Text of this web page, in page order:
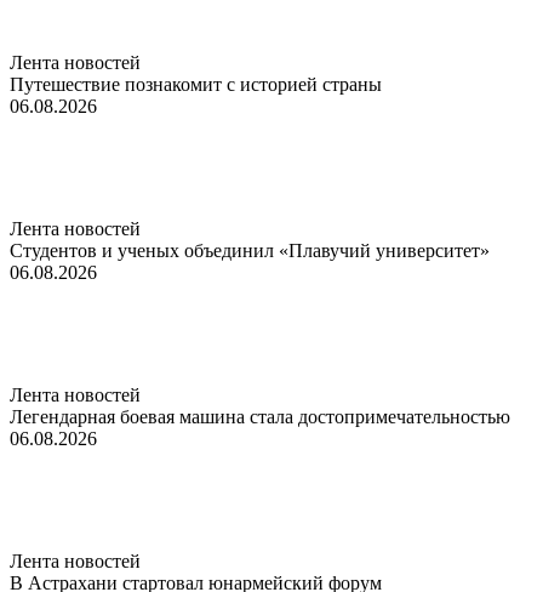
Лента новостей
Путешествие познакомит с историей страны
06.08.2026
Лента новостей
Студентов и ученых объединил «Плавучий университет»
06.08.2026
Лента новостей
Легендарная боевая машина стала достопримечательностью
06.08.2026
Лента новостей
В Астрахани стартовал юнармейский форум